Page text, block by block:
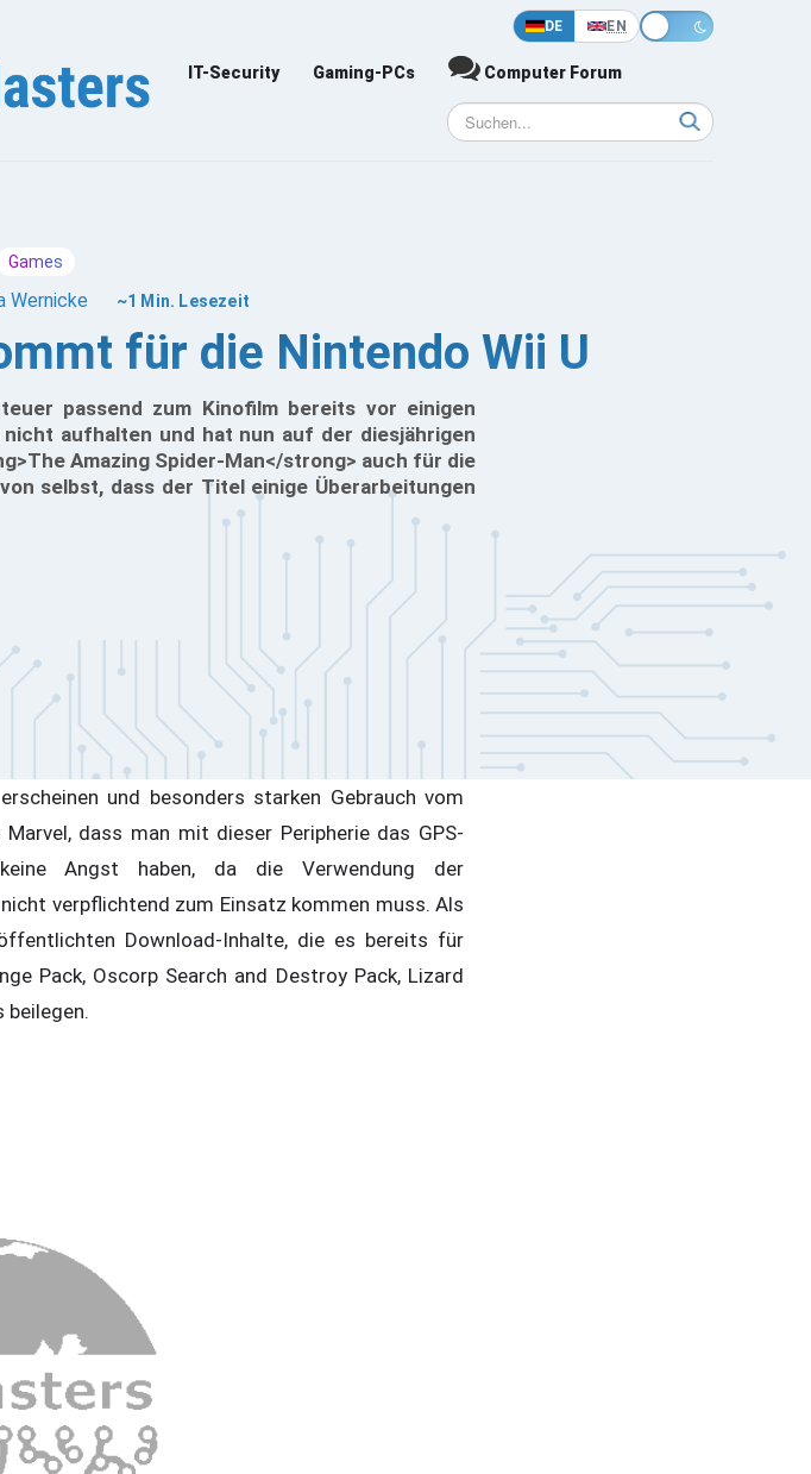
DE EN
IT-Security Gaming-PCs Computer Forum
Games
Wernicke ~1 Min. Lesezeit
für die Nintendo Wii U
passend zum Kinofilm bereits vor einigen
aufhalten und hat nun auf der diesjährigen
Amazing Spider-Man</strong> auch für die
selbst, dass der Titel einige Überarbeitungen
und besonders starken Gebrauch vom
dass man mit dieser Peripherie das GPS-
Angst haben, da die Verwendung der
verpflichtend zum Einsatz kommen muss. Als
Download-Inhalte, die es bereits für
Pack, Oscorp Search and Destroy Pack, Lizard
beilegen.